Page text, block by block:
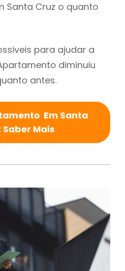
Santa Cruz o quanto
para ajudar a
diminuiu
antes.
Em Santa
Saber Mais